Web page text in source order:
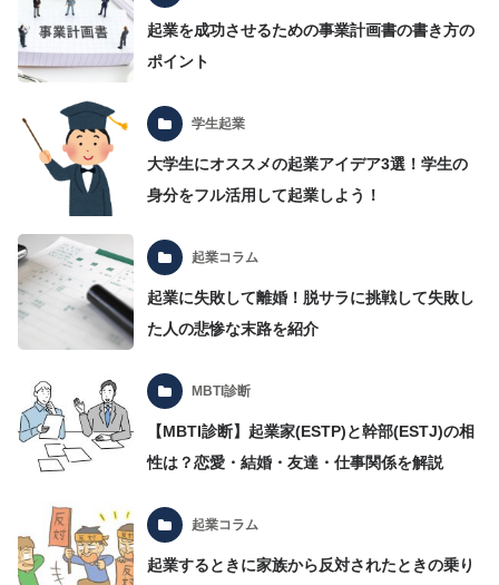
起業を成功させるための事業計画書の書き方の
ポイント
学生起業
大学生にオススメの起業アイデア3選！学生の
身分をフル活用して起業しよう！
起業コラム
起業に失敗して離婚！脱サラに挑戦して失敗し
た人の悲惨な末路を紹介
MBTI診断
【MBTI診断】起業家(ESTP)と幹部(ESTJ)の相
性は？恋愛・結婚・友達・仕事関係を解説
起業コラム
起業するときに家族から反対されたときの乗り